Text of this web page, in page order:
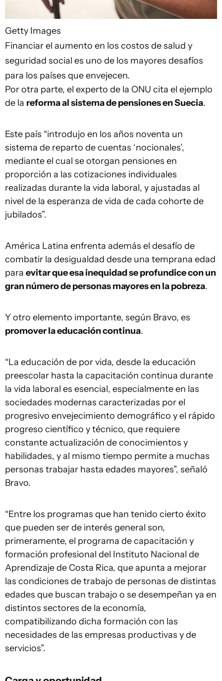
Getty Images
Financiar el aumento en los costos de salud y
seguridad social es uno de los mayores desafíos
para los países que envejecen.
Por otra parte, el experto de la ONU cita el ejemplo
de la reforma al sistema de pensiones en Suecia.
Este país “introdujo en los años noventa un
sistema de reparto de cuentas ‘nocionales’,
mediante el cual se otorgan pensiones en
proporción a las cotizaciones individuales
realizadas durante la vida laboral, y ajustadas al
nivel de la esperanza de vida de cada cohorte de
jubilados”.
América Latina enfrenta además el desafío de
combatir la desigualdad desde una temprana edad
para evitar que esa inequidad se profundice con un
gran número de personas mayores en la pobreza.
Y otro elemento importante, según Bravo, es
promover la educación continua.
“La educación de por vida, desde la educación
preescolar hasta la capacitación continua durante
la vida laboral es esencial, especialmente en las
sociedades modernas caracterizadas por el
progresivo envejecimiento demográfico y el rápido
progreso científico y técnico, que requiere
constante actualización de conocimientos y
habilidades, y al mismo tiempo permite a muchas
personas trabajar hasta edades mayores”, señaló
Bravo.
“Entre los programas que han tenido cierto éxito
que pueden ser de interés general son,
primeramente, el programa de capacitación y
formación profesional del Instituto Nacional de
Aprendizaje de Costa Rica, que apunta a mejorar
las condiciones de trabajo de personas de distintas
edades que buscan trabajo o se desempeñan ya en
distintos sectores de la economía,
compatibilizando dicha formación con las
necesidades de las empresas productivas y de
servicios”.